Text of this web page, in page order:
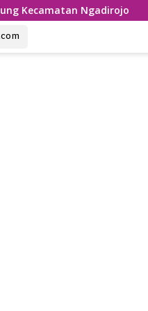
Ngadirojo